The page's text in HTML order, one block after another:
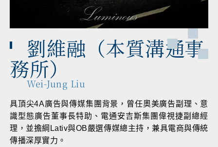
劉維融（本質溝通事
務所）
Wei-Jung Liu
具頂尖4A廣告與傳媒集團背景，曾任奧美廣告副理、意
識型態廣告董事長特助、電通安吉斯集團偉視捷副總經
理，並擔綱Lativ與OB嚴選傳媒總主持，兼具電商與傳統
傳播深厚實力。